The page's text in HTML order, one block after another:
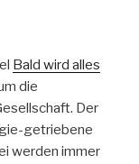
Bald wird alles
die
Der
getriebene
werden immer